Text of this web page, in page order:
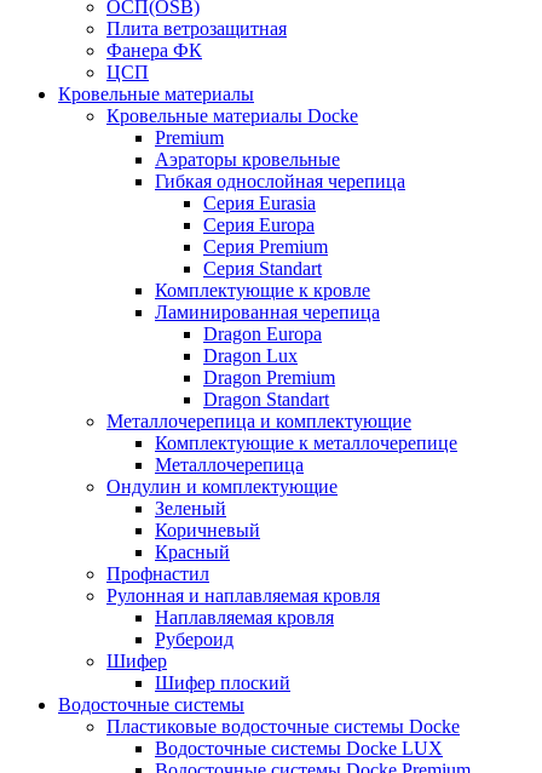
ОСП(OSB)
Плита ветрозащитная
Фанера ФК
ЦСП
Кровельные материалы
Кровельные материалы Docke
Premium
Аэраторы кровельные
Гибкая однослойная черепица
Серия Eurasia
Серия Europa
Серия Premium
Серия Standart
Комплектующие к кровле
Ламинированная черепица
Dragon Europa
Dragon Lux
Dragon Premium
Dragon Standart
Металлочерепица и комплектующие
Комплектующие к металлочерепице
Металлочерепица
Ондулин и комплектующие
Зеленый
Коричневый
Красный
Профнастил
Рулонная и наплавляемая кровля
Наплавляемая кровля
Рубероид
Шифер
Шифер плоский
Водосточные системы
Пластиковые водосточные системы Docke
Водосточные системы Docke LUX